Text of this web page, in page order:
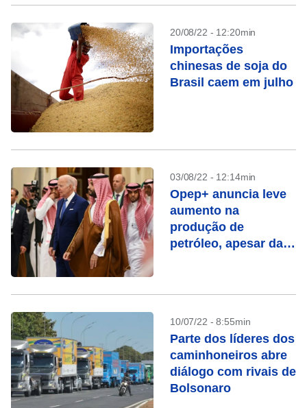
20/08/22 - 12:20min
Importações
chinesas de soja do
Brasil caem em julho
03/08/22 - 12:14min
Opep+ anuncia leve
aumento na
produção de
petróleo, apesar da
10/07/22 - 8:55min
Parte dos líderes dos
caminhoneiros abre
diálogo com rivais de
Bolsonaro